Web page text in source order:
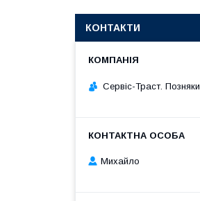
КОНТАКТИ
Сервіс-Траст. Позняки
Михайло